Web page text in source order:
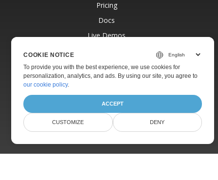
Pricing
Docs
Live Demos
Paid Support
Paid Consulting
Blog
Websites
About
COOKIE NOTICE
To provide you with the best experience, we use cookies for
personalization, analytics, and ads. By using our site, you agree to
our cookie policy.
ACCEPT
CUSTOMIZE DENY